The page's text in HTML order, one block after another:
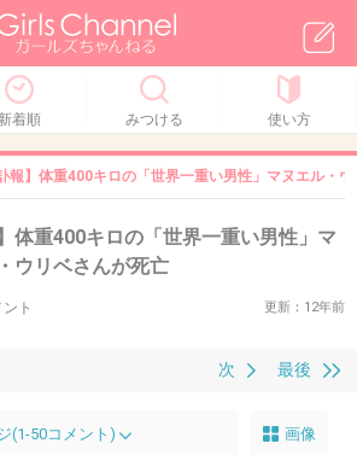
新着順 みつける 使い方
訃報】体重400キロの「世界一重い男性」マヌエル・
】体重400キロの「世界一重い男性」マ
ウリベさんが死亡
ト 更新：12年前
最後
次
(1-50コメント) 画像